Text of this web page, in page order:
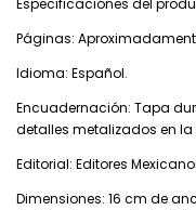
Especificaciónes del
Páginas:
Idioma: Español.
Encuadernación: Tapa
detalles metalizados en
Editorial: Editores
Dimensiones: 16 cm de